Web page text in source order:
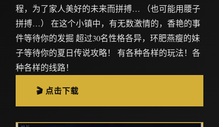
程，为了家人美好的未来而拼搏… （也可能用腰子
拼搏…） 在这个小镇中，有无数激情的，香艳的事
件等待你的发掘 超过30名性格各异，环肥燕瘦的妹
子等待你的夏日传说攻略！ 有各种各样的玩法！各
种各样的线路！
🎬 点击下载